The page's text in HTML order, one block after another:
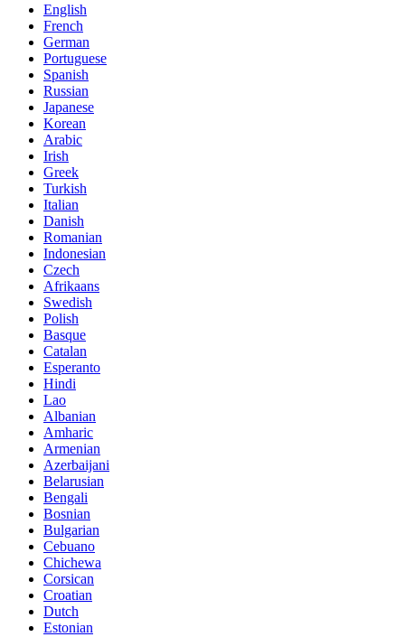
English
French
German
Portuguese
Spanish
Russian
Japanese
Korean
Arabic
Irish
Greek
Turkish
Italian
Danish
Romanian
Indonesian
Czech
Afrikaans
Swedish
Polish
Basque
Catalan
Esperanto
Hindi
Lao
Albanian
Amharic
Armenian
Azerbaijani
Belarusian
Bengali
Bosnian
Bulgarian
Cebuano
Chichewa
Corsican
Croatian
Dutch
Estonian